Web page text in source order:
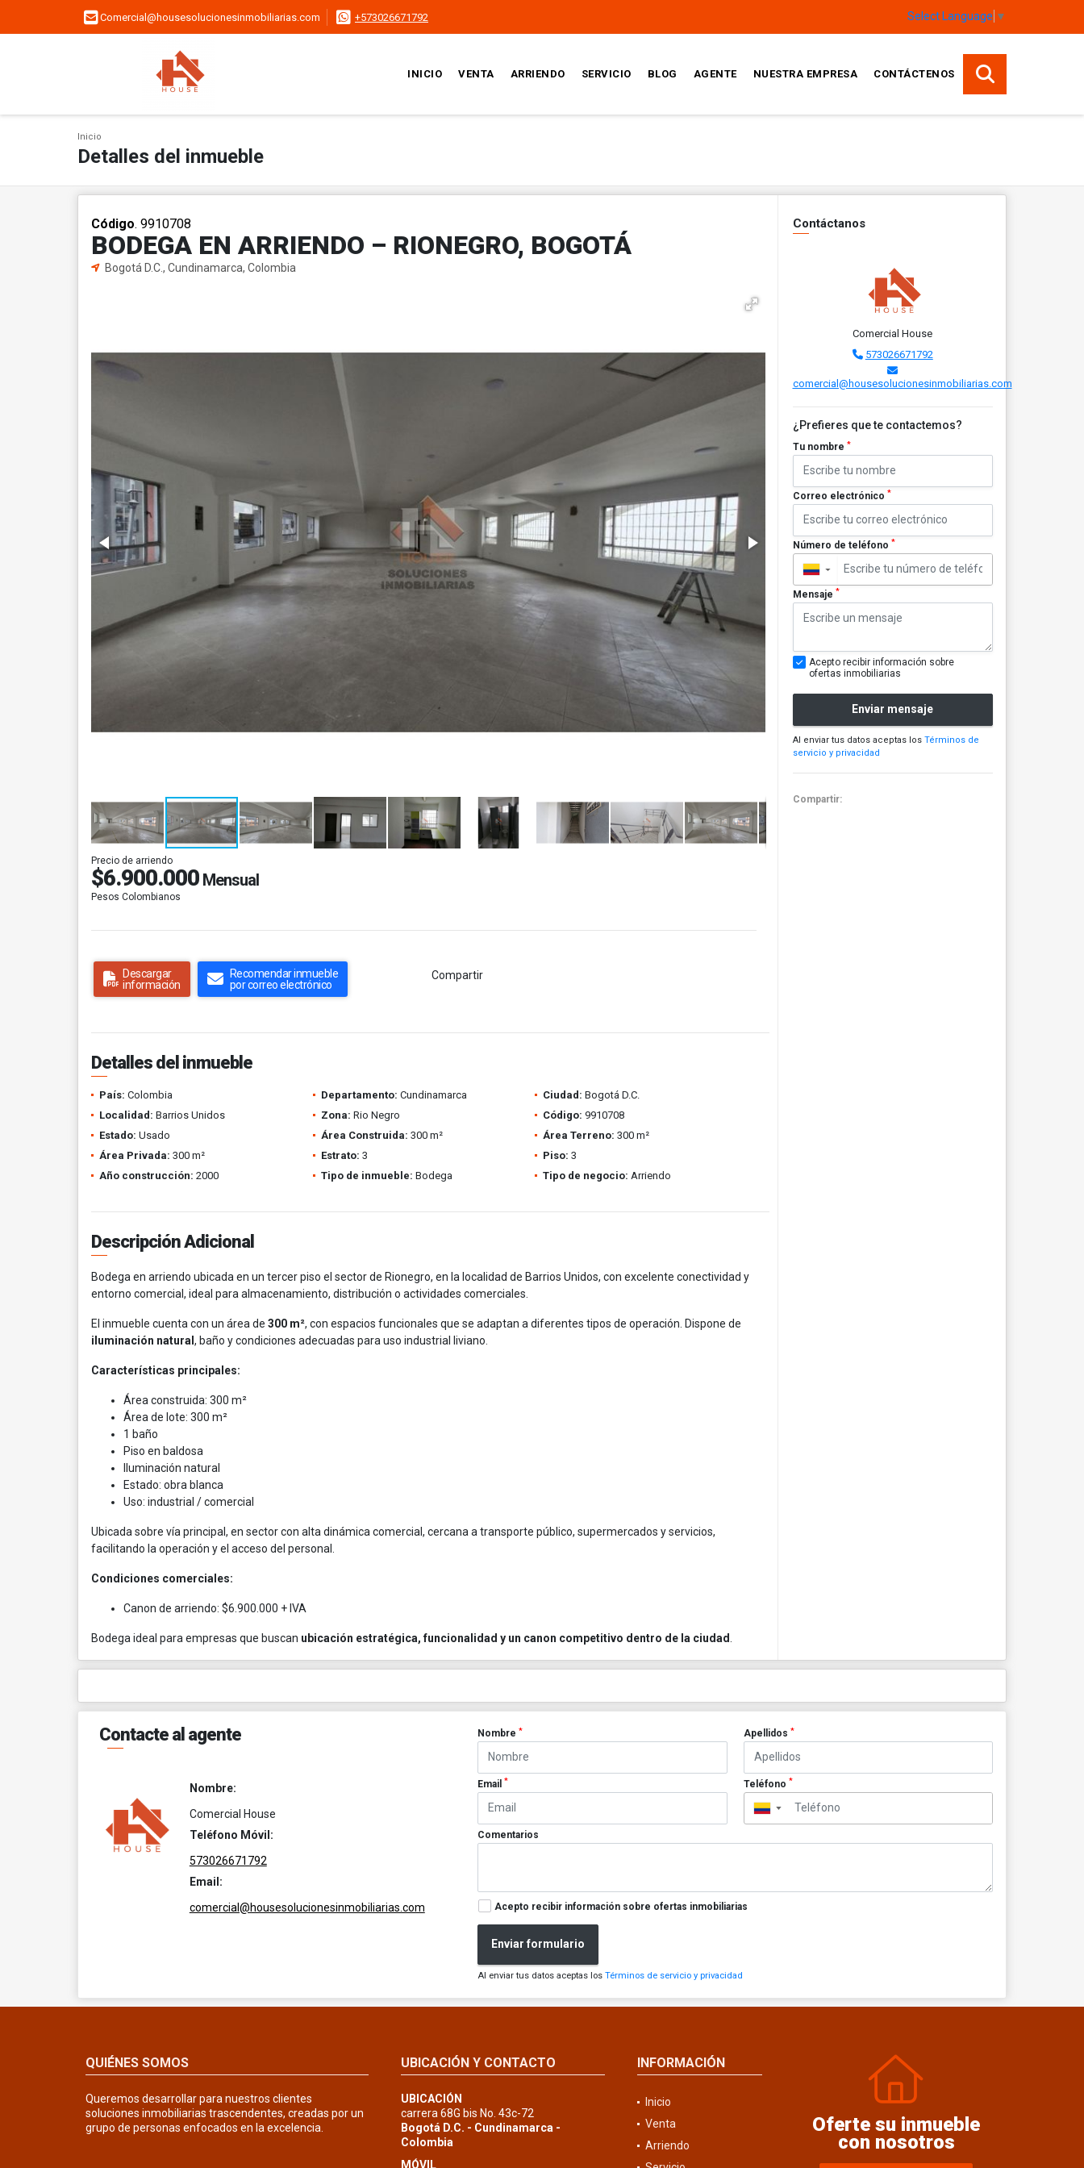
Comercial@housesolucionesinmobiliarias.com +573026671792 Select Language ▼
INICIO VENTA ARRIENDO SERVICIO BLOG AGENTE NUESTRA EMPRESA CONTÁCTENOS
Inicio
Detalles del inmueble
Código. 9910708
BODEGA EN ARRIENDO – RIONEGRO, BOGOTÁ
Bogotá D.C., Cundinamarca, Colombia
Precio de arriendo
$6.900.000 Mensual
Pesos Colombianos
Descargar
información
Recomendar inmueble
por correo electrónico
Compartir
Detalles del inmueble
País: Colombia Departamento: Cundinamarca Ciudad: Bogotá D.C.
Localidad: Barrios Unidos Zona: Rio Negro Código: 9910708
Estado: Usado Área Construida: 300 m² Área Terreno: 300 m²
Área Privada: 300 m² Estrato: 3 Piso: 3
Año construcción: 2000 Tipo de inmueble: Bodega Tipo de negocio: Arriendo
Descripción Adicional
Bodega en arriendo ubicada en un tercer piso el sector de Rionegro, en la localidad de Barrios Unidos, con excelente conectividad y
entorno comercial, ideal para almacenamiento, distribución o actividades comerciales.
El inmueble cuenta con un área de 300 m², con espacios funcionales que se adaptan a diferentes tipos de operación. Dispone de
iluminación natural , baño y condiciones adecuadas para uso industrial liviano.
Características principales:
Área construida: 300 m²
Área de lote: 300 m²
1 baño
Piso en baldosa
Iluminación natural
Estado: obra blanca
Uso: industrial / comercial
Ubicada sobre vía principal, en sector con alta dinámica comercial, cercana a transporte público, supermercados y servicios,
facilitando la operación y el acceso del personal.
Condiciones comerciales:
Canon de arriendo: $6.900.000 + IVA
Bodega ideal para empresas que buscan ubicación estratégica, funcionalidad y un canon competitivo dentro de la ciudad
Contáctanos
Comercial House
573026671792
comercial@housesolucionesinmobiliarias.com
¿Prefieres que te contactemos?
Tu nombre *
Correo electrónico *
Número de teléfono *
▼
Mensaje *
Acepto recibir información sobre
ofertas inmobiliarias
Enviar mensaje
Al enviar tus datos aceptas los Términos de
servicio y privacidad
Compartir:
Contacte al agente
Nombre:
Comercial House
Teléfono Móvil:
573026671792
Email:
comercial@housesolucionesinmobiliarias.com
Nombre* Apellidos *
Email* Teléfono *
▼
Comentarios
Acepto recibir información sobre ofertas inmobiliarias
Enviar formulario
Al enviar tus datos aceptas losTérminos de servicio y privacidad
QUIÉNES SOMOS
Queremos desarrollar para nuestros clientes
soluciones inmobiliarias trascendentes, creadas por un
grupo de personas enfocados en la excelencia.
UBICACIÓN Y CONTACTO
UBICACIÓN
carrera 68G bis No. 43c-72
Bogotá D.C. - Cundinamarca -
Colombia
MÓVIL
INFORMACIÓN
Inicio
Venta
Arriendo
Oferte su inmueble
con nosotros